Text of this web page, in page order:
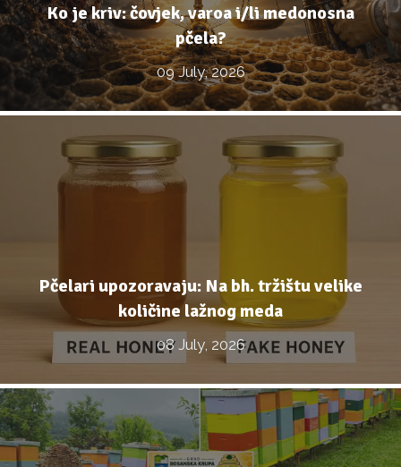
Ko je kriv: čovjek, varoa i/li medonosna
pčela?
09 July, 2026
Pčelari upozoravaju: Na bh. tržištu velike
količine lažnog meda
08 July, 2026